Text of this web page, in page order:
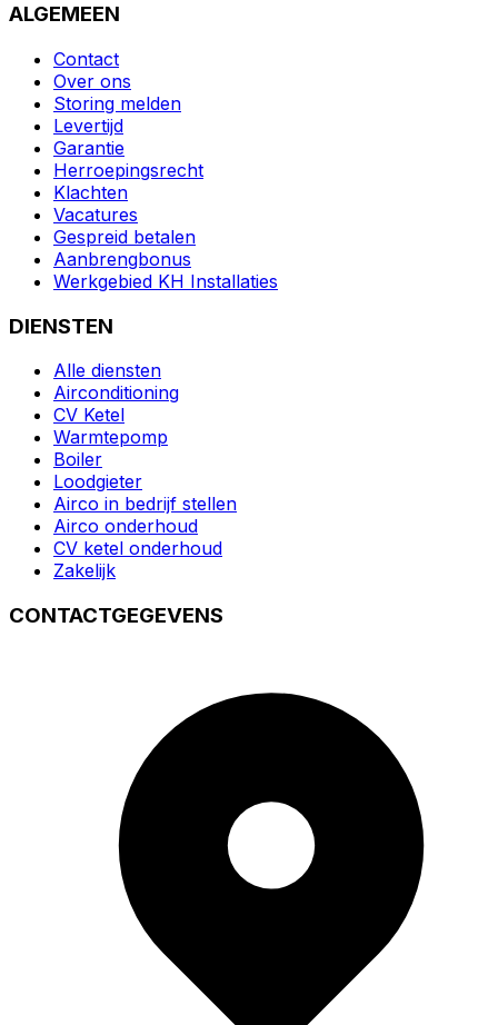
ALGEMEEN
Contact
Over ons
Storing melden
Levertijd
Garantie
Herroepingsrecht
Klachten
Vacatures
Gespreid betalen
Aanbrengbonus
Werkgebied KH Installaties
DIENSTEN
Alle diensten
Airconditioning
CV Ketel
Warmtepomp
Boiler
Loodgieter
Airco in bedrijf stellen
Airco onderhoud
CV ketel onderhoud
Zakelijk
CONTACTGEGEVENS